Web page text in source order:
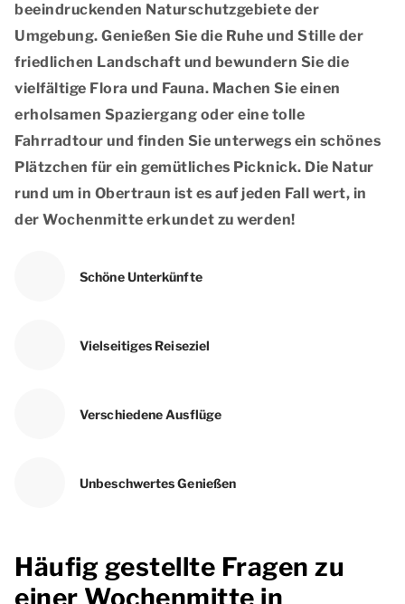
beeindruckenden Naturschutzgebiete der
Umgebung. Genießen Sie die Ruhe und Stille der
friedlichen Landschaft und bewundern Sie die
vielfältige Flora und Fauna. Machen Sie einen
erholsamen Spaziergang oder eine tolle
Fahrradtour und finden Sie unterwegs ein schönes
Plätzchen für ein gemütliches Picknick. Die Natur
rund um in Obertraun ist es auf jeden Fall wert, in
der Wochenmitte erkundet zu werden!
Schöne Unterkünfte
Vielseitiges Reiseziel
Verschiedene Ausflüge
Unbeschwertes Genießen
Häufig gestellte Fragen zu